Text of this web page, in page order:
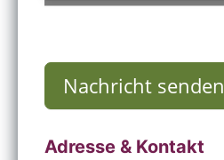
Nachricht senden
Adresse & Kontakt